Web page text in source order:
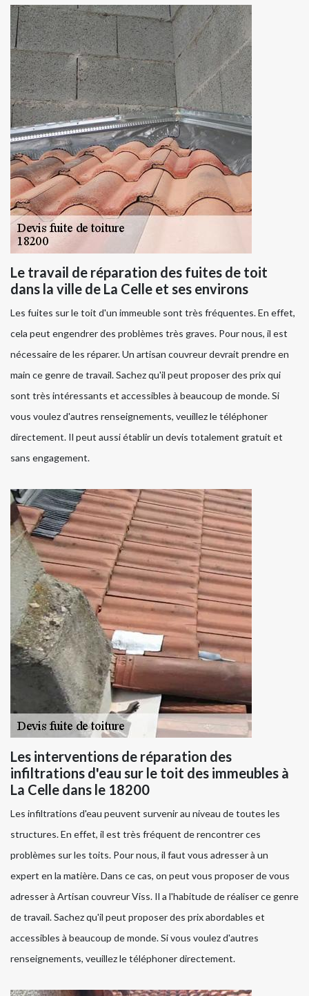
Le travail de réparation des fuites de toit
dans la ville de La Celle et ses environs
Les fuites sur le toit d'un immeuble sont très fréquentes. En effet,
cela peut engendrer des problèmes très graves. Pour nous, il est
nécessaire de les réparer. Un artisan couvreur devrait prendre en
main ce genre de travail. Sachez qu'il peut proposer des prix qui
sont très intéressants et accessibles à beaucoup de monde. Si
vous voulez d'autres renseignements, veuillez le téléphoner
directement. Il peut aussi établir un devis totalement gratuit et
sans engagement.
Les interventions de réparation des
infiltrations d'eau sur le toit des immeubles à
La Celle dans le 18200
Les infiltrations d'eau peuvent survenir au niveau de toutes les
structures. En effet, il est très fréquent de rencontrer ces
problèmes sur les toits. Pour nous, il faut vous adresser à un
expert en la matière. Dans ce cas, on peut vous proposer de vous
adresser à Artisan couvreur Viss. Il a l'habitude de réaliser ce genre
de travail. Sachez qu'il peut proposer des prix abordables et
accessibles à beaucoup de monde. Si vous voulez d'autres
renseignements, veuillez le téléphoner directement.